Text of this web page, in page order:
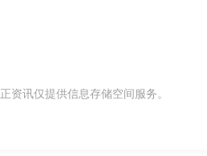
资讯仅提供信息存储空间服务。